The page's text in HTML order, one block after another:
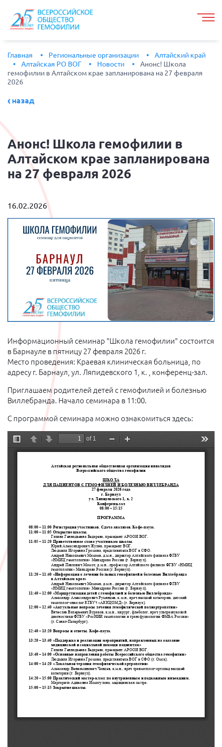
Главная Региональные организации
Алтайский край
Алтайская РО ВОГ
Новости
Анонс! Школа
гемофилии в Алтайском крае запланирована на 27 февраля
2026
назад
Анонс! Школа гемофилии в
Алтайском крае запланирована
на 27 февраля 2026
16.02.2026
Информационный семинар "Школа гемофилии" состоится
в Барнауле в пятницу 27 февраля 2026 г.
Место проведения: Краевая клиническая больница, по
адресу г. Барнаул, ул. Ляпидевского 1, к. , конференц-зал.
Приглашаем родителей детей с гемофилией и болезнью
Виллебранда. Начало семинара в 11:00.
С программой семинара можно ознакомиться здесь: